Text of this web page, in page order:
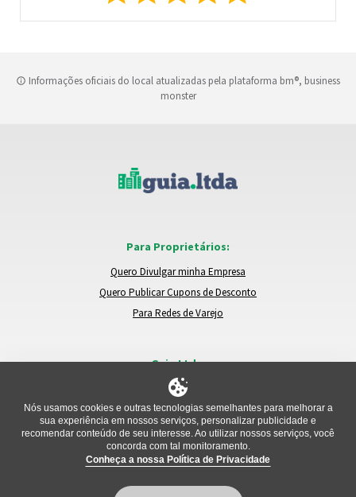
Informações oficiais do local atualizadas pela plataforma bm®, business
monster
Para Proprietários:
Quero Divulgar minha Empresa
Quero Publicar Cupons de Desconto
Para Redes de Varejo
Guia.Ltda:
Locais e Empresas
Trocar de Região
Relatar um Problema
Nós usamos cookies e outras tecnologias semelhantes para melhorar a
sua experiência em nossos serviços, personalizar publicidade e
recomendar conteúdo de seu interesse. Ao utilizar nossos serviços, você
concorda com tal monitoramento.
Conheça a nossa Política de Privacidade